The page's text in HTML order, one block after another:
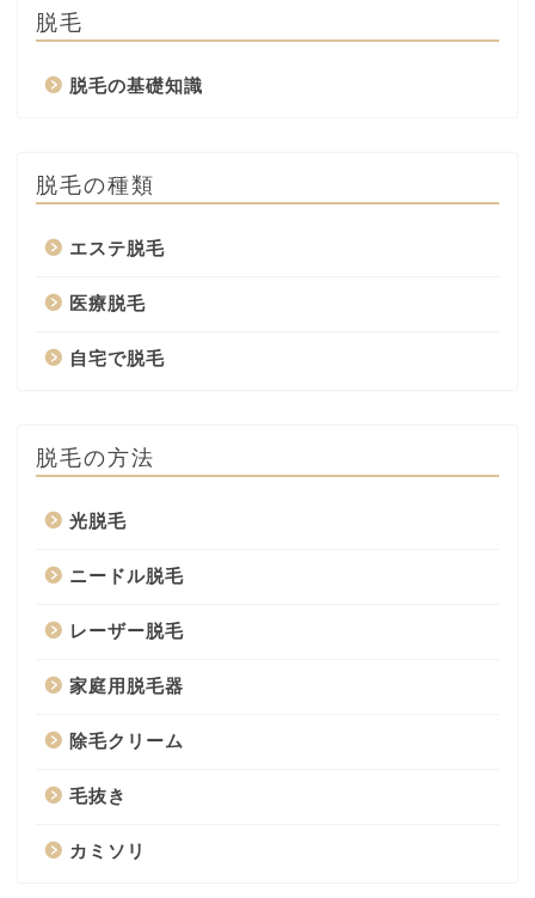
脱毛
脱毛の基礎知識
脱毛の種類
エステ脱毛
医療脱毛
自宅で脱毛
脱毛の方法
光脱毛
ニードル脱毛
レーザー脱毛
家庭用脱毛器
除毛クリーム
毛抜き
カミソリ